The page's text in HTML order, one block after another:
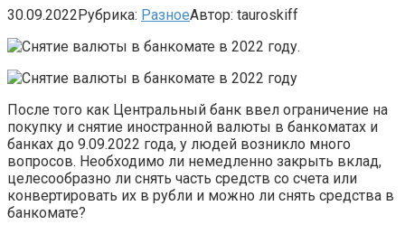
30.09.2022Рубрика: РазноеАвтор: tauroskiff
После того как Центральный банк ввел ограничение на
покупку и снятие иностранной валюты в банкоматах и
банках до 9.09.2022 года, у людей возникло много
вопросов. Необходимо ли немедленно закрыть вклад,
целесообразно ли снять часть средств со счета или
конвертировать их в рубли и можно ли снять средства в
банкомате?